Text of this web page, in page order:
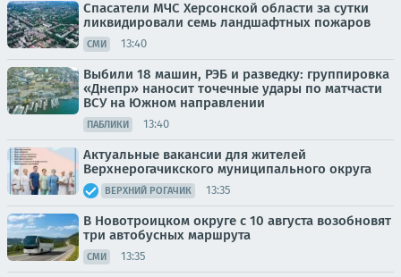
Спасатели МЧС Херсонской области за сутки
ликвидировали семь ландшафтных пожаров
СМИ 13:40
Выбили 18 машин, РЭБ и разведку: группировка
«Днепр» наносит точечные удары по матчасти
ВСУ на Южном направлении
ПАБЛИКИ 13:40
Актуальные вакансии для жителей
Верхнерогачикского муниципального округа
ВЕРХНИЙ РОГАЧИК 13:35
В Новотроицком округе с 10 августа возобновят
три автобусных маршрута
СМИ 13:35